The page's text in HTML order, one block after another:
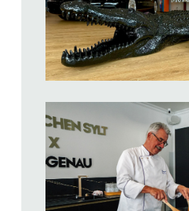
BILD
BILD ANZEIGEN